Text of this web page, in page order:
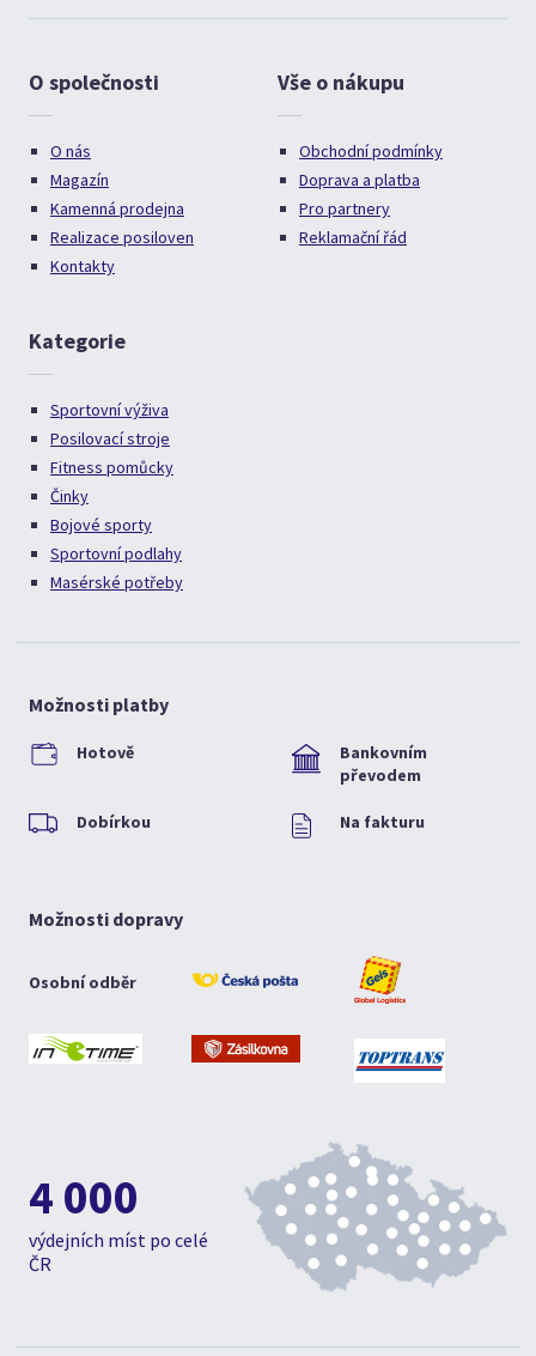
O společnosti
O nás
Magazín
Kamenná prodejna
Realizace posiloven
Kontakty
Vše o nákupu
Obchodní podmínky
Doprava a platba
Pro partnery
Reklamační řád
Kategorie
Sportovní výživa
Posilovací stroje
Fitness pomůcky
Činky
Bojové sporty
Sportovní podlahy
Masérské potřeby
Možnosti platby
Hotově
Bankovním
převodem
Dobírkou Na fakturu
Možnosti dopravy
Osobní odběr
4 000
výdejních míst po celé
ČR